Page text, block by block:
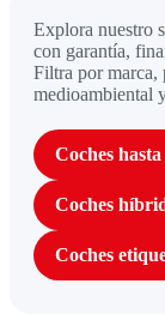
Explora nuestro
con garantía,
Filtra por marca,
medioambiental
Coches
Coches
Coches